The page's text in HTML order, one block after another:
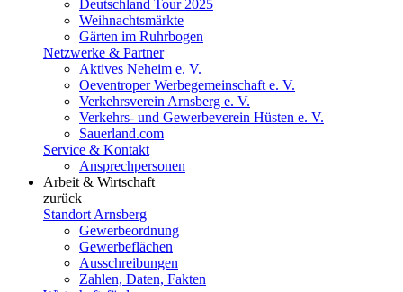
Deutschland Tour 2025
Weihnachtsmärkte
Gärten im Ruhrbogen
Netzwerke & Partner
Aktives Neheim e. V.
Oeventroper Werbegemeinschaft e. V.
Verkehrsverein Arnsberg e. V.
Verkehrs- und Gewerbeverein Hüsten e. V.
Sauerland.com
Service & Kontakt
Ansprechpersonen
Arbeit & Wirtschaft
zurück
Standort Arnsberg
Gewerbeordnung
Gewerbeflächen
Ausschreibungen
Zahlen, Daten, Fakten